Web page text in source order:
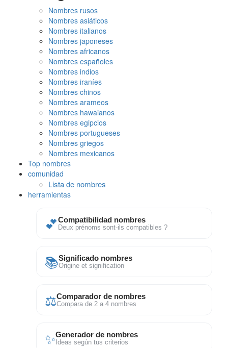
Nombres rusos
Nombres asiáticos
Nombres italianos
Nombres japoneses
Nombres africanos
Nombres españoles
Nombres indios
Nombres iraníes
Nombres chinos
Nombres arameos
Nombres hawaianos
Nombres egipcios
Nombres portugueses
Nombres griegos
Nombres mexicanos
Top nombres
comunidad
Lista de nombres
herramientas
💕Compatibilidad nombres
Deux prénoms sont-ils compatibles ?
📚Significado nombres
Origine et signification
⚖Comparador de nombres
Compara de 2 a 4 nombres
✨Generador de nombres
Ideas según tus criterios